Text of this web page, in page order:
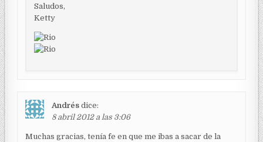
Saludos,
Ketty
Andrés dice:
8 abril 2012 a las 3:06
Muchas gracias, tenía fe en que me ibas a sacar de la